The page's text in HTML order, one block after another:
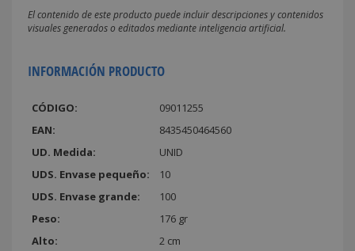
El contenido de este producto puede incluir descripciones y contenidos
visuales generados o editados mediante inteligencia artificial.
INFORMACIÓN PRODUCTO
CÓDIGO:
09011255
EAN:
8435450464560
UD. Medida:
UNID
UDS. Envase pequeño:
10
UDS. Envase grande:
100
Peso:
176 gr
Alto:
2 cm